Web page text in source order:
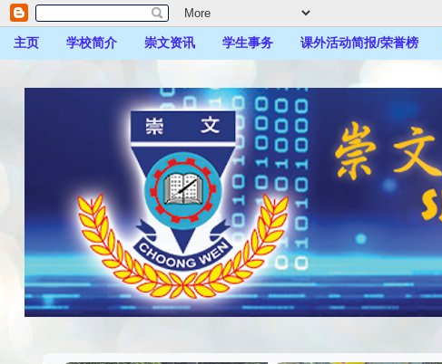
主页 学校简介 崇文资讯 学生事务 课外活动简报/荣誉榜